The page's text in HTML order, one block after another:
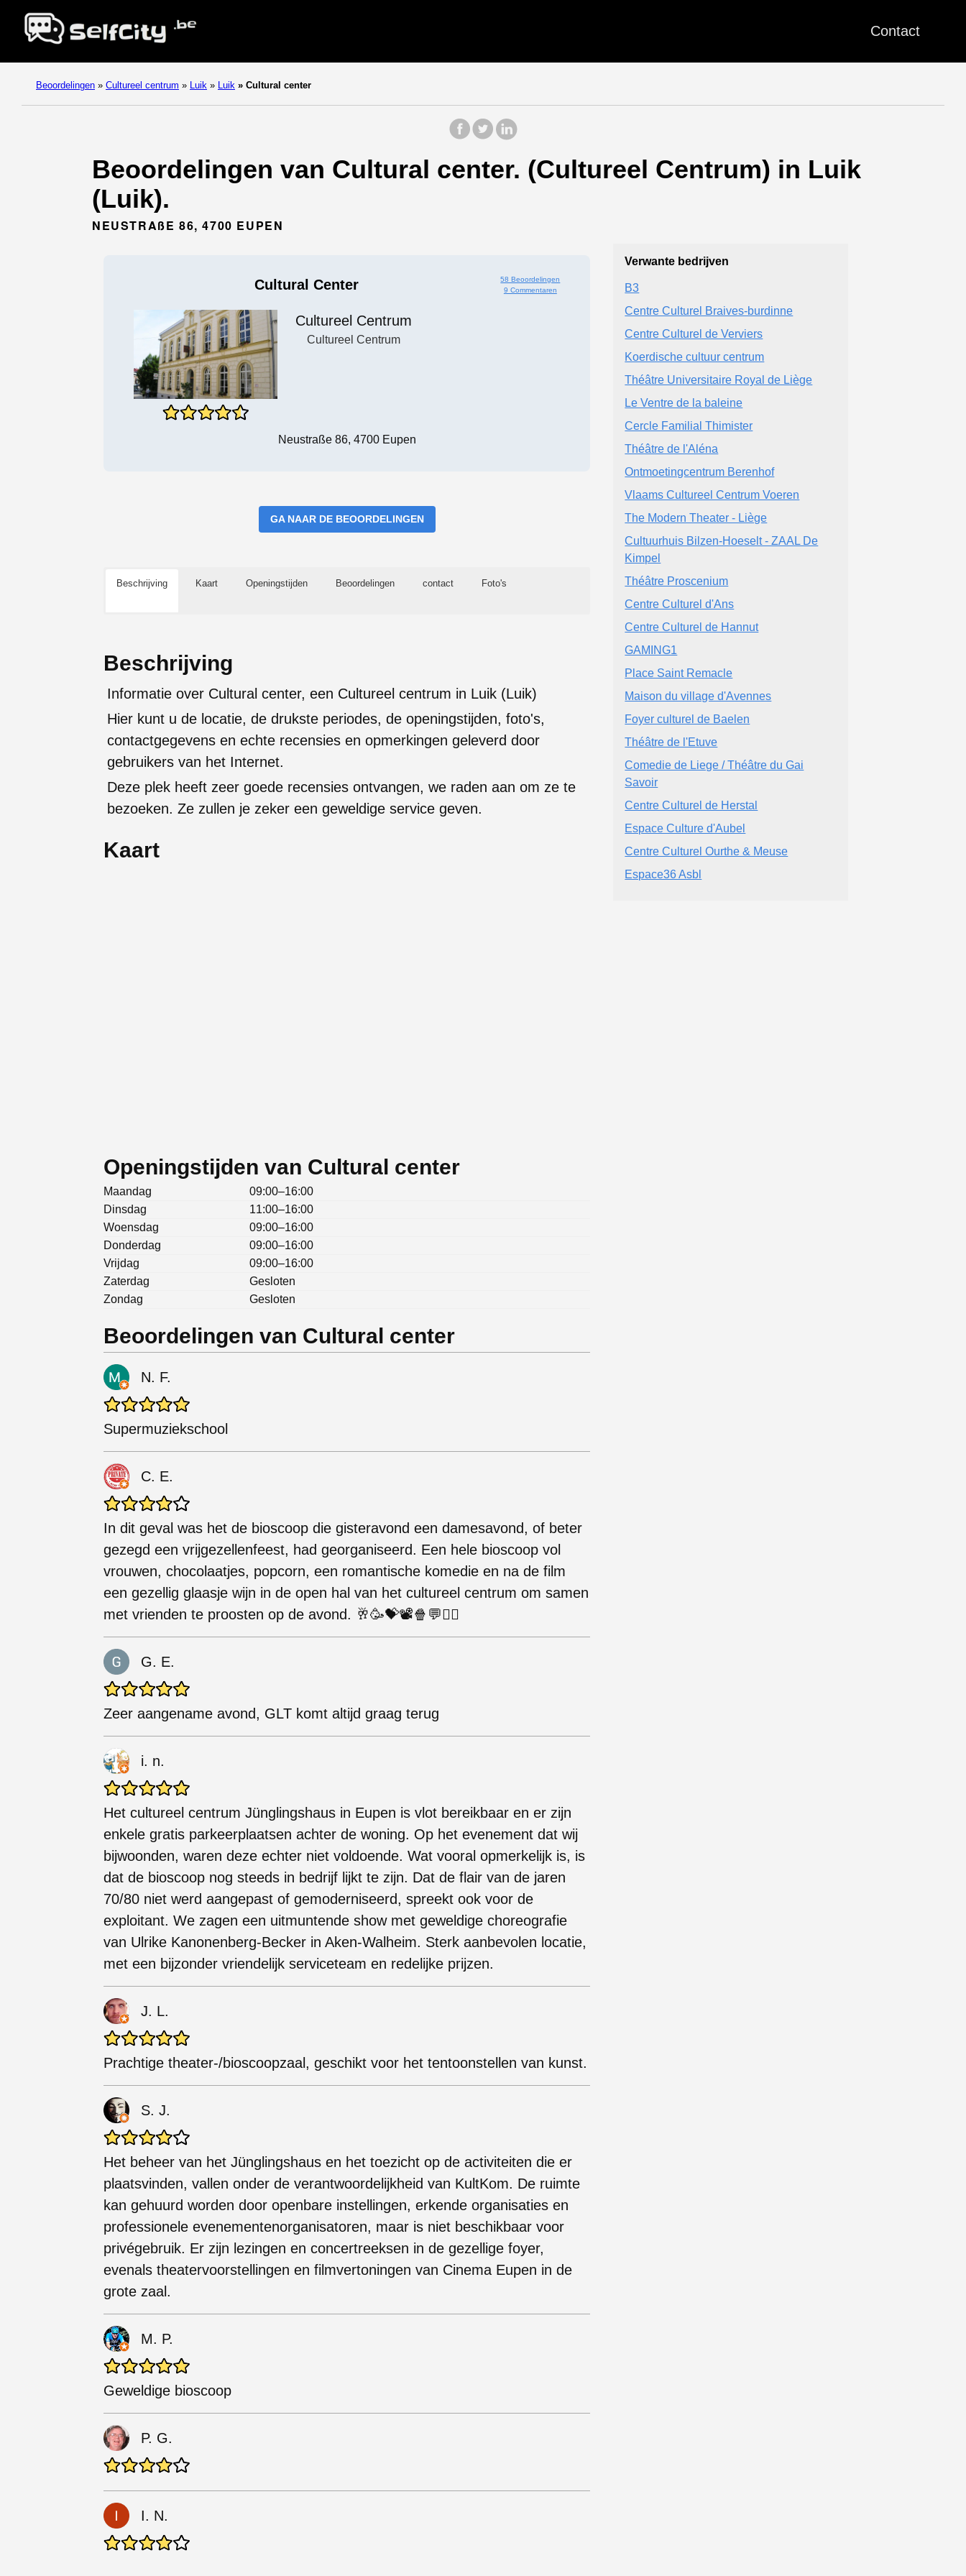
Contact
Beoordelingen » Cultureel centrum » Luik » Luik » Cultural center
Beoordelingen van Cultural center. (Cultureel Centrum) in Luik
(Luik).
NEUSTRAßE 86, 4700 EUPEN
Cultural Center
58 Beoordelingen
9 Commentaren
Cultureel Centrum
Cultureel Centrum
Neustraße 86, 4700 Eupen
GA NAAR DE BEOORDELINGEN
Beschrijving Kaart Openingstijden Beoordelingen contact Foto's
Beschrijving
Informatie over Cultural center, een Cultureel centrum in Luik (Luik)
Hier kunt u de locatie, de drukste periodes, de openingstijden, foto's,
contactgegevens en echte recensies en opmerkingen geleverd door
gebruikers van het Internet.
Deze plek heeft zeer goede recensies ontvangen, we raden aan om ze te
bezoeken. Ze zullen je zeker een geweldige service geven.
Kaart
Openingstijden van Cultural center
Maandag
09:00–16:00
Dinsdag
11:00–16:00
Woensdag
09:00–16:00
Donderdag
09:00–16:00
Vrijdag
09:00–16:00
Zaterdag
Gesloten
Zondag
Gesloten
Beoordelingen van Cultural center
N. F.
Supermuziekschool
C. E.
In dit geval was het de bioscoop die gisteravond een damesavond, of beter
gezegd een vrijgezellenfeest, had georganiseerd. Een hele bioscoop vol
vrouwen, chocolaatjes, popcorn, een romantische komedie en na de film
een ​​gezellig glaasje wijn in de open hal van het cultureel centrum om samen
met vrienden te proosten op de avond. 🥂🥳💝📽🍿💬👯‍♂️
G. E.
Zeer aangename avond, GLT komt altijd graag terug
i. n.
Het cultureel centrum Jünglingshaus in Eupen is vlot bereikbaar en er zijn
enkele gratis parkeerplaatsen achter de woning. Op het evenement dat wij
bijwoonden, waren deze echter niet voldoende. Wat vooral opmerkelijk is, is
dat de bioscoop nog steeds in bedrijf lijkt te zijn. Dat de flair van de jaren
70/80 niet werd aangepast of gemoderniseerd, spreekt ook voor de
exploitant. We zagen een uitmuntende show met geweldige choreografie
van Ulrike Kanonenberg-Becker in Aken-Walheim. Sterk aanbevolen locatie,
met een bijzonder vriendelijk serviceteam en redelijke prijzen.
J. L.
Prachtige theater-/bioscoopzaal, geschikt voor het tentoonstellen van kunst.
S. J.
Het beheer van het Jünglingshaus en het toezicht op de activiteiten die er
plaatsvinden, vallen onder de verantwoordelijkheid van KultKom. De ruimte
kan gehuurd worden door openbare instellingen, erkende organisaties en
professionele evenementenorganisatoren, maar is niet beschikbaar voor
privégebruik. Er zijn lezingen en concertreeksen in de gezellige foyer,
evenals theatervoorstellingen en filmvertoningen van Cinema Eupen in de
grote zaal.
M. P.
Geweldige bioscoop
P. G.
I. N.
Verwante bedrijven
B3
Centre Culturel Braives-burdinne
Centre Culturel de Verviers
Koerdische cultuur centrum
Théâtre Universitaire Royal de Liège
Le Ventre de la baleine
Cercle Familial Thimister
Théâtre de l'Aléna
Ontmoetingcentrum Berenhof
Vlaams Cultureel Centrum Voeren
The Modern Theater - Liège
Cultuurhuis Bilzen-Hoeselt - ZAAL De
Kimpel
Théâtre Proscenium
Centre Culturel d'Ans
Centre Culturel de Hannut
GAMING1
Place Saint Remacle
Maison du village d'Avennes
Foyer culturel de Baelen
Théâtre de l'Etuve
Comedie de Liege / Théâtre du Gai
Savoir
Centre Culturel de Herstal
Espace Culture d'Aubel
Centre Culturel Ourthe & Meuse
Espace36 Asbl